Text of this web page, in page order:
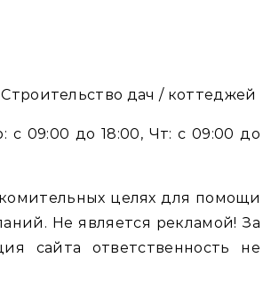
дач / коттеджей
с 09:00 до 18:00, Чт: с 09:00 до
целях для помощи
Не является рекламой! За
сайта ответственность не